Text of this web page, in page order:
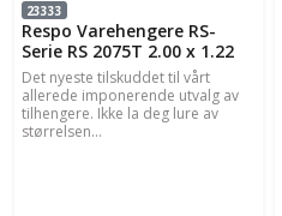
23333
Respo Varehengere RS-
Serie RS 2075T 2.00 x 1.22
Det nyeste tilskuddet til vårt
allerede imponerende utvalg av
tilhengere. Ikke la deg lure av
størrelsen...